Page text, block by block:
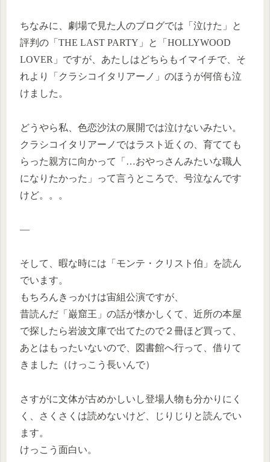
ちなみに、劇場で見た人のブログでは「泣けた」と
評判の「THE LAST PARTY」と「HOLLYWOOD
LOVER」ですが、あたしはどちらもイマイチで、そ
れより「クラシコイタリアーノ」のほうが何倍も泣
けました。
どうやら私、色恋沙汰の展開では泣けないみたい。
クラシコイタリアーノではラスト近くの、育てても
らった親方に向かって「…おやっさんみたいな職人
になりたかった」って言うところで、号泣なんです
けど。。。
—
そして、暇な時には「モンテ・クリスト伯」を読ん
でいます。
もちろんきっかけは宙組公演ですが、
昔読んだ「巌窟王」の話が懐かしくて、近所の本屋
で探したら岩波文庫で出てたので２冊ほど買って、
あとはもったいないので、図書館へ行って、借りて
きました（けっこう長いんで）
さすがに文体が古めかしいし登場人物も分かりにく
く、さくさくは読めないけど、じりじりと読んでい
ます。
けっこう面白い。